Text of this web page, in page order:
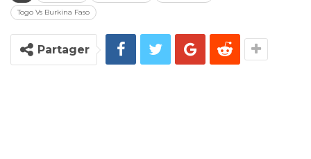
Togo Vs Burkina Faso
Partager